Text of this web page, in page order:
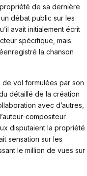
de sa dernière
débat public sur les
avait initialement écrit
spécifique, mais
la chanson
vol formulées par son
détaillé de la création
avec d’autres,
compositeur
disputaient la propriété
sensation sur les
le million de vues sur